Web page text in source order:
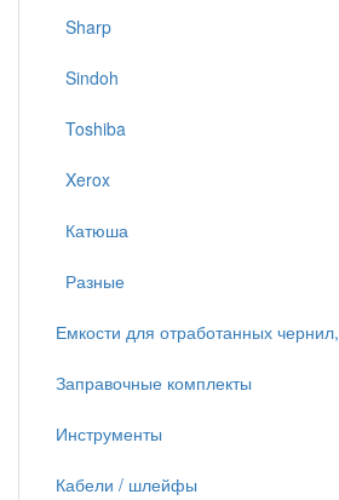
Sharp
Sindoh
Toshiba
Xerox
Катюша
Разные
Емкости для отработанных чернил,
Заправочные комплекты
Инструменты
Кабели / шлейфы